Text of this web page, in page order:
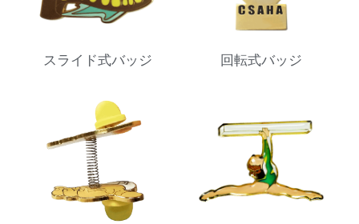
スライド式バッジ 回転式バッジ